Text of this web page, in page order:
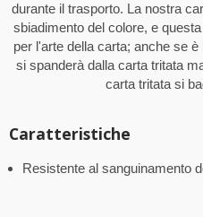
durante il trasporto. La nostra
sbiadimento del colore, e
per l'arte della carta; anche se
si spanderà dalla carta tritata
carta tritata si
Caratteristiche
Resistente al sanguinamento